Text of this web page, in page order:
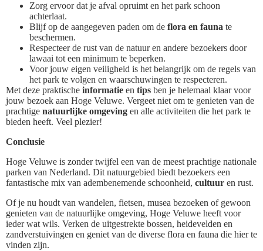
Zorg ervoor dat je afval opruimt en het park schoon
achterlaat.
Blijf op de aangegeven paden om de flora en fauna te
beschermen.
Respecteer de rust van de natuur en andere bezoekers door
lawaai tot een minimum te beperken.
Voor jouw eigen veiligheid is het belangrijk om de regels van
het park te volgen en waarschuwingen te respecteren.
Met deze praktische informatie en tips ben je helemaal klaar voor
jouw bezoek aan Hoge Veluwe. Vergeet niet om te genieten van de
prachtige natuurlijke omgeving en alle activiteiten die het park te
bieden heeft. Veel plezier!
Conclusie
Hoge Veluwe is zonder twijfel een van de meest prachtige nationale
parken van Nederland. Dit natuurgebied biedt bezoekers een
fantastische mix van adembenemende schoonheid, cultuur en rust.
Of je nu houdt van wandelen, fietsen, musea bezoeken of gewoon
genieten van de natuurlijke omgeving, Hoge Veluwe heeft voor
ieder wat wils. Verken de uitgestrekte bossen, heidevelden en
zandverstuivingen en geniet van de diverse flora en fauna die hier te
vinden zijn.